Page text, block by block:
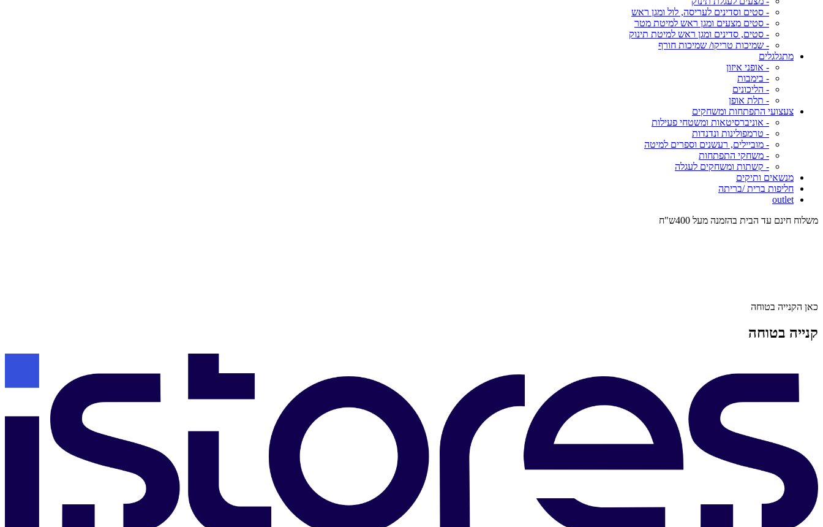
- סטים וסדינים לעריסה, לול ומגן ראש
- סטים מצעים ומגן ראש למיטת מטר
- סטים, סדינים ומגן ראש למיטת תינוק
- שמיכות טריקו/ שמיכות חורף
מתגלגלים
- אופני איזון
- בימבות
- הליכונים
- תלת אופן
צעצועי התפתחות ומשחקים
- אוניברסיטאות ומשטחי פעילות
- טרמפולינות ונדנדות
- מוביילים, רעשנים וספרים למיטה
- משחקי התפתחות
- קשתות ומשחקים לעגלה
מנשאים ותיקים
חליפות ברית /בריתה
outlet
משלוח חינם עד הבית בהזמנה מעל 400ש"ח
כאן הקנייה בטוחה
קנייה בטוחה